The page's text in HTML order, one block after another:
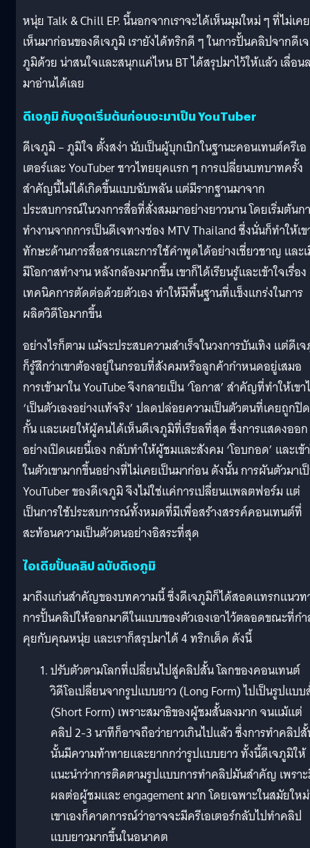
หนุ่ย Talk & Chill EP. นี้นอกจากเราจะได้เห็นมุมใหม่ ๆ ที่ไม่เคย
เห็นมาก่อนของดีเจภูมิ เรายังได้ทริกดี ๆ ในการปั้นคลิปจากดีเจ
ภูมิด้วย น่าสนใจและสนุกแค่ไหน BT ได้สรุปมาไว้ให้แล้ว เลื่อน
มาอ่านได้เลย
ดีเจภูมิ กับจุดเริ่มต้นก่อนจะมาเป็น YouTuber
ดีเจภูมิ – ภูมิใจ ตั้งสง่า นับเป็นผู้บุกเบิกในฐานะคอนเทนต์ครีเอ
เตอร์และ YouTuber ชาวไทยยุคแรก ๆ การเปลี่ยนบทบาทครั้ง
สำคัญนี้ไม่ได้เกิดขึ้นแบบฉับพลัน แต่มีรากฐานมาจาก
ประสบการณ์ในวงการสื่อที่สั่งสมมาอย่างยาวนาน โดยเริ่มต้นก
ทำงานจากการเป็นดีเจทางช่อง MTV Thailand ซึ่งนั่นก็ทำให้เ
ทักษะด้านการสื่อสารและการใช้คำพูดได้อย่างเชี่ยวชาญ และ
มีโอกาสทำงาน หลังกล้องมากขึ้น เขาก็ได้เรียนรู้และเข้าใจเรื่อง
เทคนิคการตัดต่อด้วยตัวเอง ทำให้มีพื้นฐานที่แข็งแกร่งในการ
ผลิตวิดีโอมากขึ้น
อย่างไรก็ตาม แม้จะประสบความสำเร็จในวงการบันเทิง แต่ดีเ
ก็รู้สึกว่าเขาต้องอยู่ในกรอบที่สังคมหรือลูกค้ากำหนดอยู่เสมอ
การเข้ามาใน YouTube จึงกลายเป็น ‘โอกาส’ สำคัญที่ทำให้เขา
‘เป็นตัวเองอย่างแท้จริง’ ปลดปล่อยความเป็นตัวตนที่เคยถูกปิด
กั้น และเผยให้ผู้คนได้เห็นดีเจภูมิที่เรียลที่สุด ซึ่งการแสดงออก
อย่างเปิดเผยนี้เอง กลับทำให้ผู้ชมและสังคม ‘โอบกอด’ และเข้
ในตัวเขามากขึ้นอย่างที่ไม่เคยเป็นมาก่อน ดังนั้น การผันตัวมาเ
YouTuber ของดีเจภูมิ จึงไม่ใช่แค่การเปลี่ยนแพลตฟอร์ม แต่
เป็นการใช้ประสบการณ์ทั้งหมดที่มีเพื่อสร้างสรรค์คอนเทนต์ที่
สะท้อนความเป็นตัวตนอย่างอิสระที่สุด
ไอเดียปั้นคลิป ฉบับดีเจภูมิ
มาถึงแก่นสำคัญของบทความนี้ ซึ่งดีเจภูมิก็ได้สอดแทรกแนวท
การปั้นคลิปให้ออกมาดีในแบบของตัวเองเอาไว้ตลอดขณะที่ก
คุยกับคุณหนุ่ย และเราก็สรุปมาได้ 4 ทริกเด็ด ดังนี้
ปรับตัวตามโลกที่เปลี่ยนไปสู่คลิปสั้น โลกของคอนเทนต์
วิดีโอเปลี่ยนจากรูปแบบยาว (Long Form) ไปเป็นรูปแบ
(Short Form) เพราะสมาธิของผู้ชมสั้นลงมาก จนแม้แต่
คลิป 2-3 นาทีก็อาจถือว่ายาวเกินไปแล้ว ซึ่งการทำคลิป
นั้นมีความท้าทายและยากกว่ารูปแบบยาว ทั้งนี้ดีเจภูมิให้
แนะนำว่าการติดตามรูปแบบการทำคลิปมันสำคัญ เพรา
ผลต่อผู้ชมและ engagement มาก โดยเฉพาะในสมัยให
เขาเองก็คาดการณ์ว่าอาจจะมีครีเอเตอร์กลับไปทำคลิป
แบบยาวมากขึ้นในอนาคต